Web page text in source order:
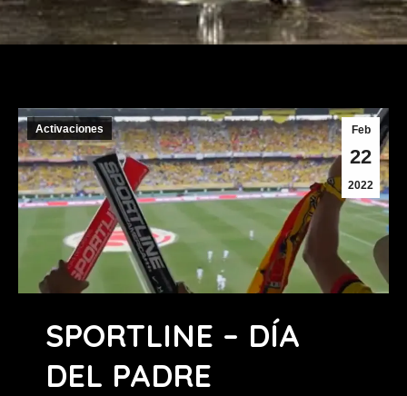
Feb
22
2022
Activaciones
SPORTLINE – DÍA
DEL PADRE